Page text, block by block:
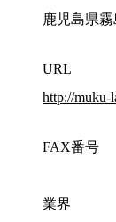
鹿児島県
URL
http://muku-
FAX番号
業界